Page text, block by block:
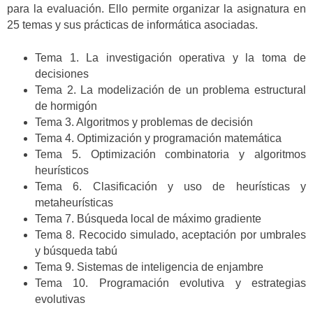
para la evaluación. Ello permite organizar la asignatura en
25 temas y sus prácticas de informática asociadas.
Tema 1. La investigación operativa y la toma de
decisiones
Tema 2. La modelización de un problema estructural
de hormigón
Tema 3. Algoritmos y problemas de decisión
Tema 4. Optimización y programación matemática
Tema 5. Optimización combinatoria y algoritmos
heurísticos
Tema 6. Clasificación y uso de heurísticas y
metaheurísticas
Tema 7. Búsqueda local de máximo gradiente
Tema 8. Recocido simulado, aceptación por umbrales
y búsqueda tabú
Tema 9. Sistemas de inteligencia de enjambre
Tema 10. Programación evolutiva y estrategias
evolutivas